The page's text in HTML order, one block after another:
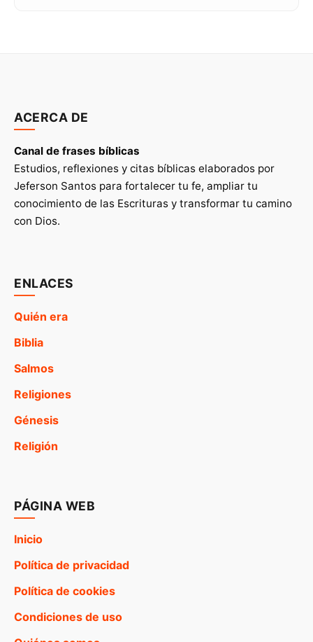
ACERCA DE
Canal de frases bíblicas
Estudios, reflexiones y citas bíblicas elaborados por
Jeferson Santos para fortalecer tu fe, ampliar tu
conocimiento de las Escrituras y transformar tu camino
con Dios.
ENLACES
Quién era
Biblia
Salmos
Religiones
Génesis
Religión
PÁGINA WEB
Inicio
Política de privacidad
Política de cookies
Condiciones de uso